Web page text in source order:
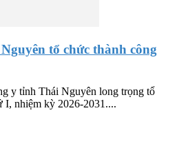
tổ chức thành công
y tỉnh Thái Nguyên long trọng tổ
nhiệm kỳ 2026-2031....